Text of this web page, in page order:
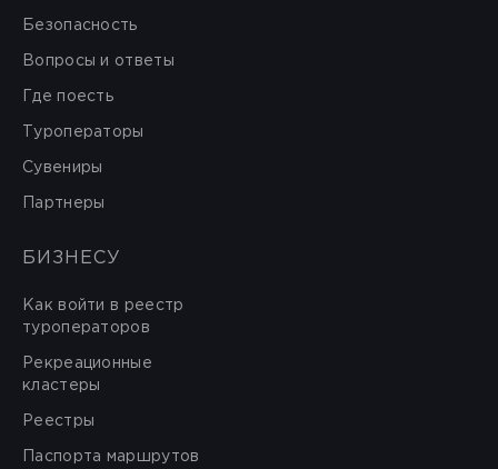
Безопасность
Вопросы и ответы
Где поесть
Туроператоры
Сувениры
Партнеры
БИЗНЕСУ
Как войти в реестр
туроператоров
Рекреационные
кластеры
Реестры
Паспорта маршрутов